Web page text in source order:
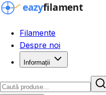
Filamente
Despre noi
Informații